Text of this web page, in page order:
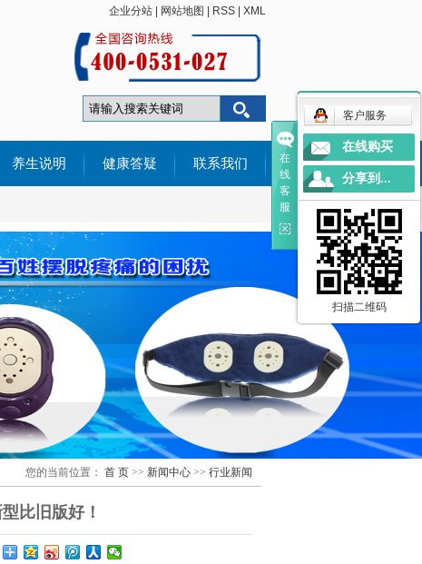
企业分站 网站地图 RSS XML
养生说明 健康答疑 联系我们
您的当前位置： 首 页 >> 新闻中心 >> 行业新闻
比旧版好！
在
线
客
服
客户服务
在线购买
分享到...
扫描二维码